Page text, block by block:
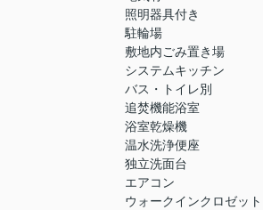
照明器具付き
駐輪場
敷地内ごみ置き場
システムキッチン
バス・トイレ別
追焚機能浴室
浴室乾燥機
温水洗浄便座
独立洗面台
エアコン
ウォークインクロゼット